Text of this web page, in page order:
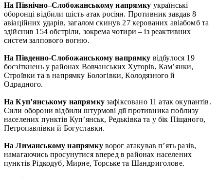
На Північно–Слобожанському напрямку українські
оборонці відбили шість атак росіян. Противник завдав 8
авіаційних ударів, загалом скинув 27 керованих авіабомб та
здійснив 154 обстріли, зокрема чотири – із реактивних
систем залпового вогню.
На Південно-Слобожанському напрямку відбулося 19
боєзіткнень у районах Вовчанських Хуторів, Кам’янки,
Строївки та в напрямку Бологівки, Колодязного й
Одрадного.
На Куп’янському напрямку зафіксовано 11 атак окупантів.
Сили оборони відбили штурмові дії противника поблизу
населених пунктів Куп’янськ, Редьківка та у бік Піщаного,
Петропавлівки й Богуславки.
На Лиманському напрямкуворог атакував п’ять разів,
намагаючись просунутися вперед в районах населених
пунктів Рідкодуб, Мирне, Торське та Шандриголове.